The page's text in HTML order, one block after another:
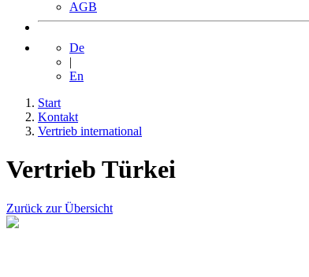
AGB
De
|
En
Start
Kontakt
Vertrieb international
Vertrieb Türkei
Zurück zur Übersicht